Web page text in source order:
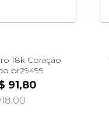
18k Coração
br29499
91,80